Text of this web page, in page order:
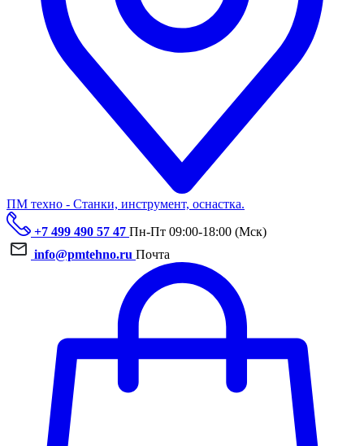
ПМ техно - Станки, инструмент, оснастка.
+7 499 490 57 47 Пн-Пт 09:00-18:00 (Мск)
info@pmtehno.ru Почта